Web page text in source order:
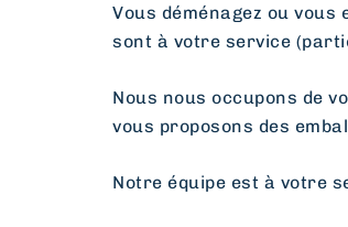
Vous déménagez ou
sont à votre service
Nous nous occupons de
vous proposons des
Notre équipe est à votre